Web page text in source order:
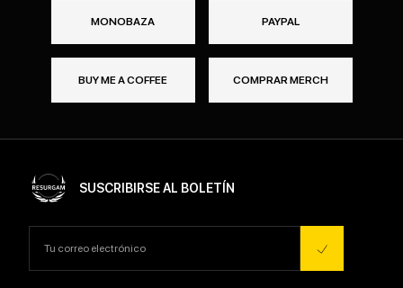
MONOBAZA PAYPAL
BUY ME A COFFEE COMPRAR MERCH
SUSCRIBIRSE AL BOLETÍN